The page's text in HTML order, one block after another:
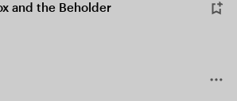
and the Beholder